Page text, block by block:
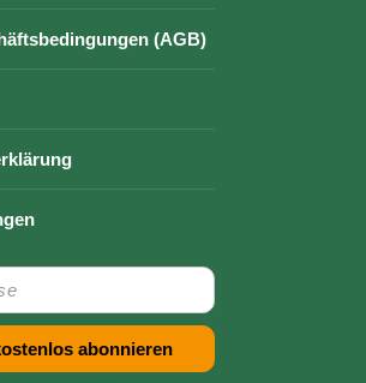
(AGB)